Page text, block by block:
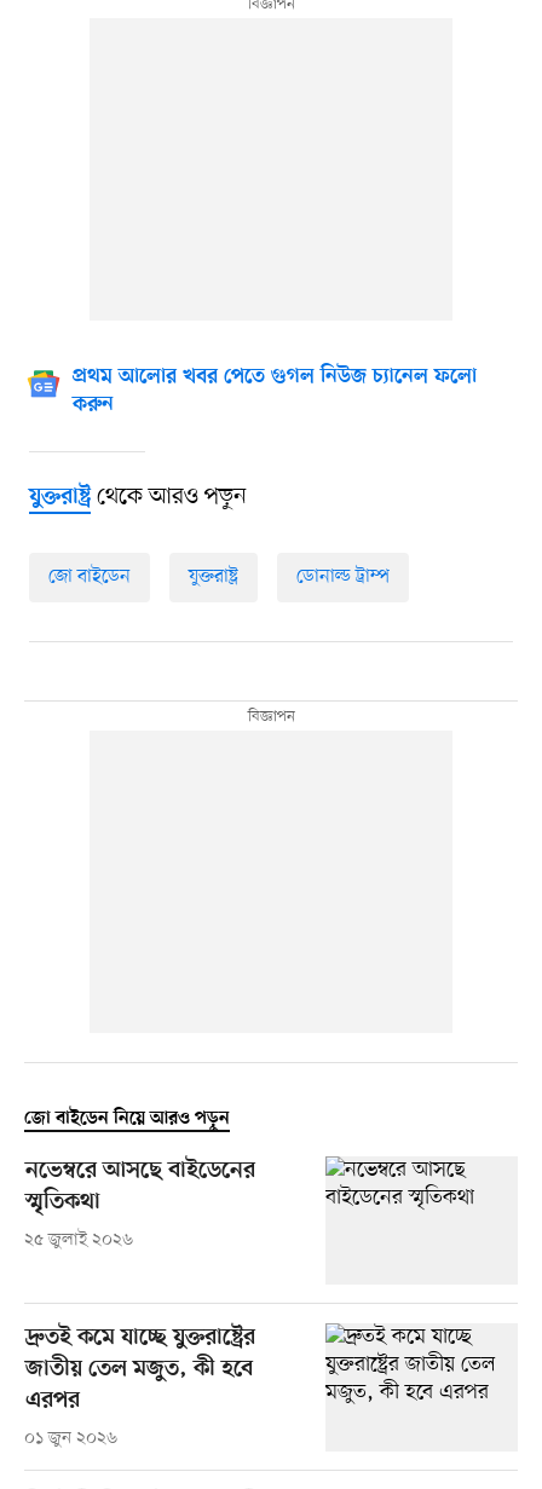
প্রথম আলোর খবর পেতে গুগল নিউজ চ্যানেল ফলো
করুন
যুক্তরাষ্ট্রথেকে আরও পড়ুন
জো বাইডেন যুক্তরাষ্ট্র ডোনাল্ড ট্রাম্প
জো বাইডেন নিয়ে আরও পড়ুন
নভেম্বরে আসছে বাইডেনের
স্মৃতিকথা
২৫ জুলাই ২০২৬
দ্রুতই কমে যাচ্ছে যুক্তরাষ্ট্রের
জাতীয় তেল মজুত, কী হবে
এরপর
০১ জুন ২০২৬